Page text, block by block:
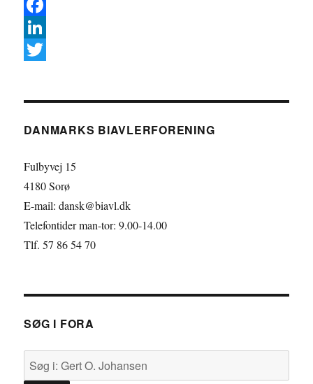
F
a
o
o
k
L
e
d
I
n
t
t
e
r
DANMARKS BIAVLERFORENING
Fulbyvej 15
4180 Sorø
E-mail: dansk@biavl.dk
Telefontider man-tor: 9.00-14.00
Tlf. 57 86 54 70
SØG I FORA